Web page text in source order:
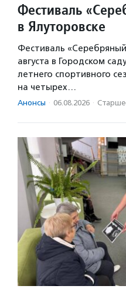
Фестиваль
в Ялуторовске
Фестиваль
августа в Городском
летнего спортивного
на четырех…
Анонсы · 06.08.2026 ·